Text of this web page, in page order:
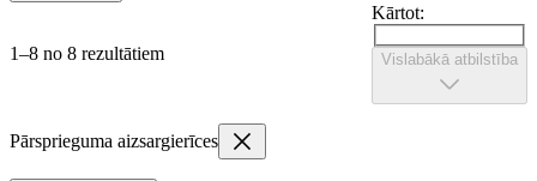
1–8 no 8 rezultātiem
Kārtot:
Vislabākā atbilstība
Pārsprieguma aizsargierīces